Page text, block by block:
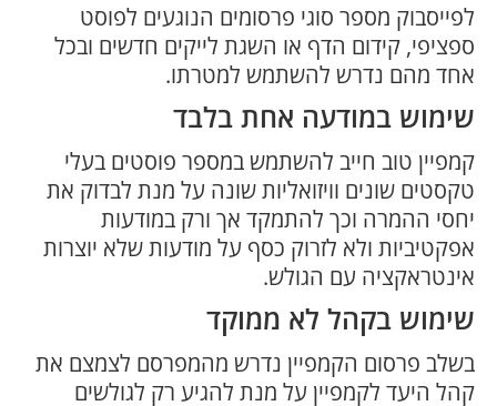
לפייסבוק מספר סוגי פרסומים הנוגעים לפוסט
ספציפי, קידום הדף או השגת לייקים חדשים ובכל
אחד מהם נדרש להשתמש למטרתו.
שימוש במודעה אחת בלבד
קמפיין טוב חייב להשתמש במספר פוסטים בעלי
טקסטים שונים וויזואליות שונה על מנת לבדוק את
יחסי ההמרה וכך להתמקד אך ורק במודעות
אפקטיביות ולא לזרוק כסף על מודעות שלא יוצרות
אינטראקציה עם הגולש.
שימוש בקהל לא ממוקד
בשלב פרסום הקמפיין נדרש מהמפרסם לצמצם את
קהל היעד לקמפיין על מנת להגיע רק לגולשים